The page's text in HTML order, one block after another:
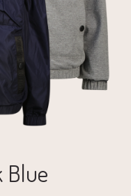
Blue